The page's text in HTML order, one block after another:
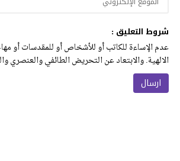
شروط التعليق :
عدم الإساءة للكاتب أو للأشخاص أو للمقدسات أو
الالهية. والابتعاد عن التحريض الطائفي والعنصري